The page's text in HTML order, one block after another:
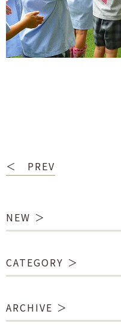
＜ PREV
NEW
CATEGORY
ARCHIVE